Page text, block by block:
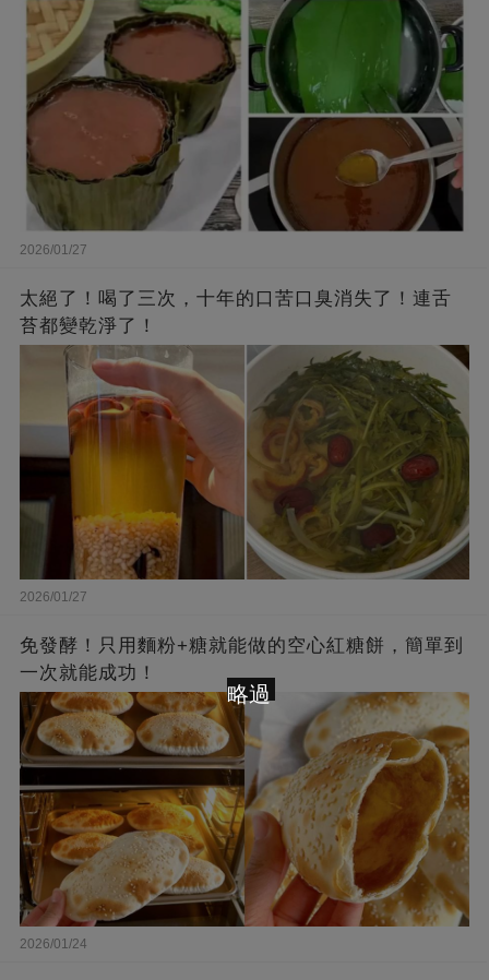
2026/01/27
太絕了！喝了三次，十年的口苦口臭消失了！連舌
苔都變乾淨了！
2026/01/27
免發酵！只用麵粉+糖就能做的空心紅糖餅，簡單到
一次就能成功！
2026/01/24
略過